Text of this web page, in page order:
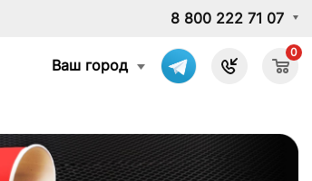
8 800 222 71 07
Ваш город
0